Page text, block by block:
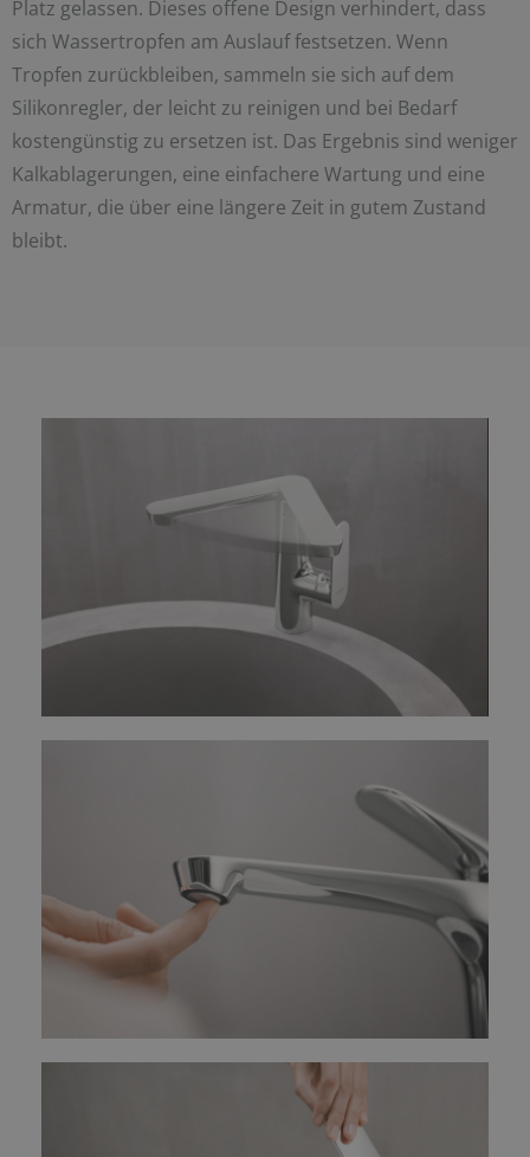
Platz gelassen. Dieses offene Design verhindert, dass
sich Wassertropfen am Auslauf festsetzen. Wenn
Tropfen zurückbleiben, sammeln sie sich auf dem
Silikonregler, der leicht zu reinigen und bei Bedarf
kostengünstig zu ersetzen ist. Das Ergebnis sind weniger
Kalkablagerungen, eine einfachere Wartung und eine
Armatur, die über eine längere Zeit in gutem Zustand
bleibt.